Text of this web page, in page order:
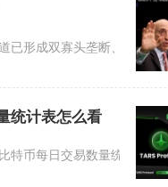
已形成双寡头垄断、合规化
统计表怎么看
特币每日交易数量统计表